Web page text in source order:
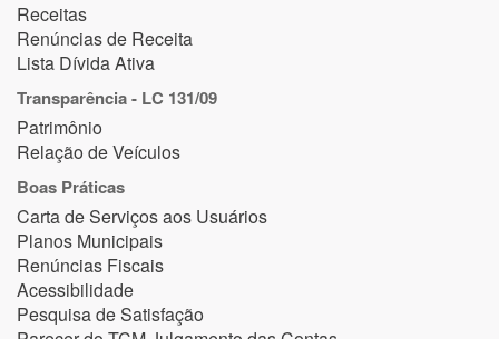
Receitas
Renúncias de Receita
Lista Dívida Ativa
Transparência - LC 131/09
Patrimônio
Relação de Veículos
Boas Práticas
Carta de Serviços aos Usuários
Planos Municipais
Renúncias Fiscais
Acessibilidade
Pesquisa de Satisfação